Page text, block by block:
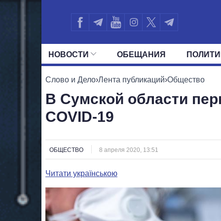
НОВОСТИ ОБЕЩАНИЯ
ВСЕ ПОЛИТИКИ ПРЕЗИДЕНТ И
Слово и Дело›Лента публикаций›Общество
В Сумской области
COVID-19
ОБЩЕСТВО 8 апреля 2020, 13:51
Читати українською